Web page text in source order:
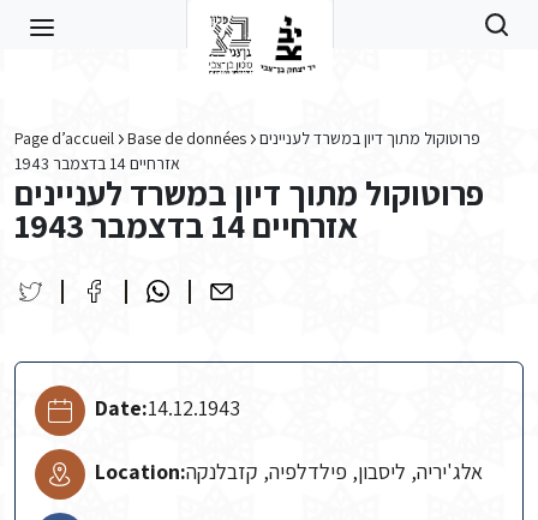
Page d’accueil Base de données
פרוטוקול מתוך דיון במשרד לעניינים
אזרחיים 14 בדצמבר 1943
פרוטוקול מתוך דיון במשרד לעניינים
אזרחיים 14 בדצמבר 1943
Date:14.12.1943
Location:אלג'יריה, ליסבון, פילדלפיה, קזבלנקה